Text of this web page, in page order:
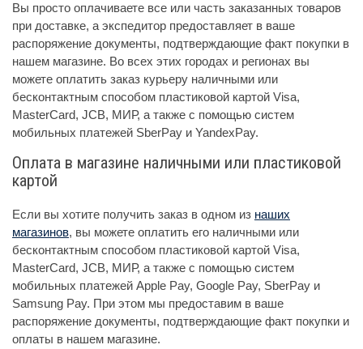
Вы просто оплачиваете все или часть заказанных товаров
при доставке, а экспедитор предоставляет в ваше
распоряжение документы, подтверждающие факт покупки в
нашем магазине. Во всех этих городах и регионах вы
можете оплатить заказ курьеру наличными или
бесконтактным способом пластиковой картой Visa,
MasterCard, JCB, МИР, а также с помощью систем
мобильных платежей SberPay и YandexPay.
Оплата в магазине наличными или пластиковой
картой
Если вы хотите получить заказ в одном из наших
магазинов, вы можете оплатить его наличными или
бесконтактным способом пластиковой картой Visa,
MasterCard, JCB, МИР, а также с помощью систем
мобильных платежей Apple Pay, Google Pay, SberPay и
Samsung Pay. При этом мы предоставим в ваше
распоряжение документы, подтверждающие факт покупки и
оплаты в нашем магазине.